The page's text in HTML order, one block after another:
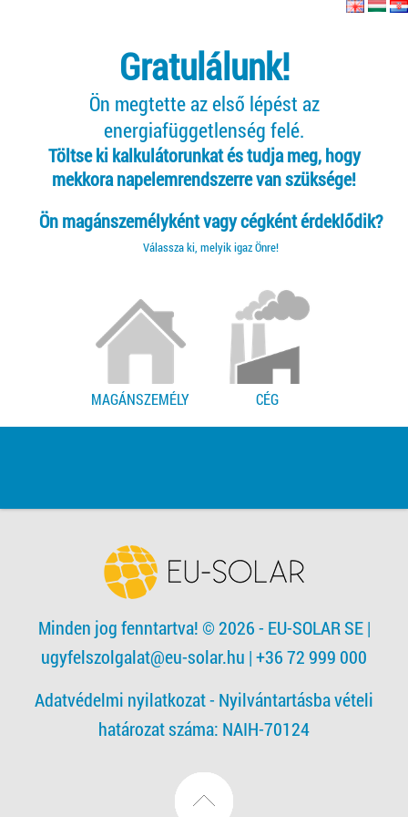
Gratulálunk!
Ön megtette az első lépést az
energiafüggetlenség felé.
Töltse ki kalkulátorunkat és tudja meg, hogy
mekkora napelemrendszerre van szüksége!
Ön magánszemélyként vagy cégként érdeklődik?
Válassza ki, melyik igaz Önre!
MAGÁNSZEMÉLY CÉG
Minden jog fenntartva! © 2026 - EU-SOLAR SE|
ugyfelszolgalat@eu-solar.hu | +36 72 999 000
Adatvédelmi nyilatkozat - Nyilvántartásba vételi
határozat száma: NAIH-70124